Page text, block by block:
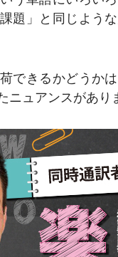
題」と同じよう
できるかどうか
ニュアンスがあり